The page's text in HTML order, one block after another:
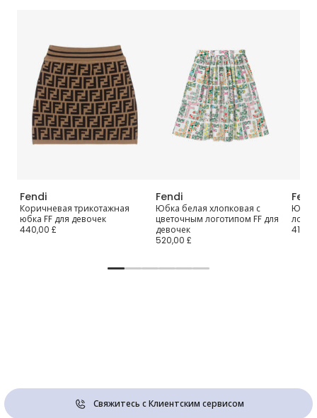
Fendi
Коричневая трикотажная
юбка FF для девочек
440,00 £
Fendi
Юбка белая хлопковая с
цветочным логотипом FF для
девочек
520,00 £
Юбка
Свяжитесь с Клиентским сервисом